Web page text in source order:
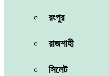
রংপুর
রাজশাহী
সিলেট